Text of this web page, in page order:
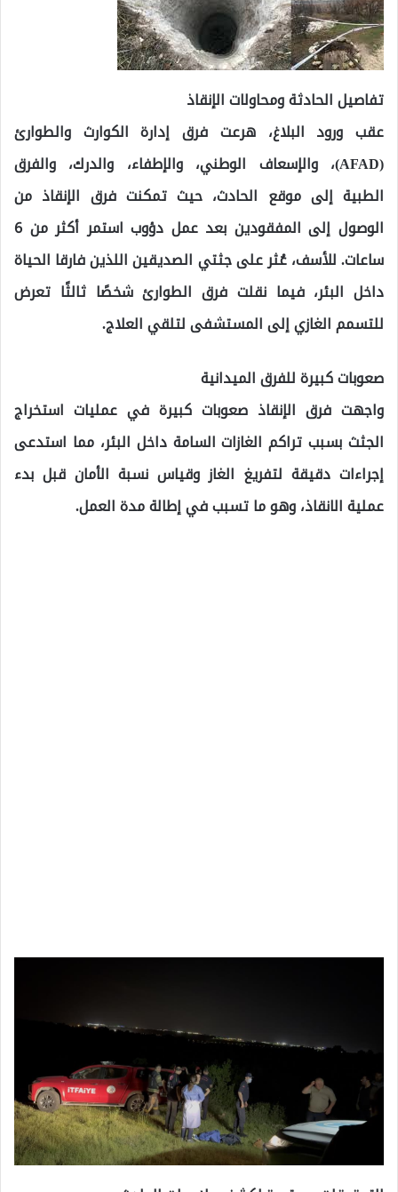
تفاصيل الحادثة ومحاولات الإنقاذ
عقب ورود البلاغ، هرعت فرق إدارة الكوارث والطوارئ
(AFAD)، والإسعاف الوطني، والإطفاء، والدرك، والفرق
الطبية إلى موقع الحادث، حيث تمكنت فرق الإنقاذ من
الوصول إلى المفقودين بعد عمل دؤوب استمر أكثر من 6
ساعات. للأسف، عُثر على جثتي الصديقين اللذين فارقا الحياة
داخل البئر، فيما نقلت فرق الطوارئ شخصًا ثالثًا تعرض
للتسمم الغازي إلى المستشفى لتلقي العلاج.
صعوبات كبيرة للفرق الميدانية
واجهت فرق الإنقاذ صعوبات كبيرة في عمليات استخراج
الجثث بسبب تراكم الغازات السامة داخل البئر، مما استدعى
إجراءات دقيقة لتفريغ الغاز وقياس نسبة الأمان قبل بدء
عملية الانقاذ، وهو ما تسبب في إطالة مدة العمل.